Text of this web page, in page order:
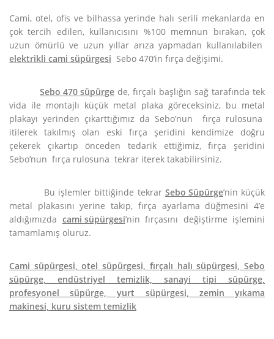
Cami, otel, ofis ve bilhassa yerinde halı serili mekanlarda en
çok tercih edilen, kullanıcısını %100 memnun bırakan, çok
uzun ömürlü ve uzun yıllar arıza yapmadan kullanılabilen
elektrikli cami süpürgesi Sebo 470’in fırça değişimi.
Sebo 470 süpürge de, fırçalı başlığın sağ tarafında tek
vida ile montajlı küçük metal plaka göreceksiniz, bu metal
plakayı yerinden çıkarttığımız da Sebo’nun fırça rulosuna
itilerek takılmış olan eski fırça şeridini kendimize doğru
çekerek çıkartıp önceden tedarik ettiğimiz, fırça şeridini
Sebo’nun fırça rulosuna tekrar iterek takabilirsiniz.
Bu işlemler bittiğinde tekrar Sebo Süpürge’nin küçük
metal plakasını yerine takıp, fırça ayarlama düğmesini 4’e
aldığımızda cami süpürgesi’nin fırçasını değiştirme işlemini
tamamlamış oluruz.
Cami süpürgesi, otel süpürgesi, fırçalı halı süpürgesi, Sebo
süpürge, endüstriyel temizlik, sanayi tipi süpürge,
profesyonel süpürge, yurt süpürgesi, zemin yıkama
makinesi, kuru sistem temizlik